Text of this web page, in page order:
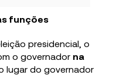
funções
presidencial, o
o governador na
lugar do governador